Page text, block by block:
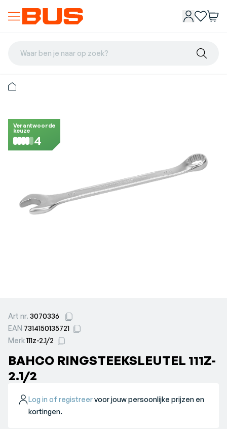
Waar ben je naar op zoek?
Verantwoorde
keuze
4
Art nr. 3070336
EAN 7314150135721
Merk111z-2.1/2
BAHCO RINGSTEEKSLEUTEL 111Z-
2.1/2
Log in of registreervoor jouw persoonlijke prijzen en
kortingen.